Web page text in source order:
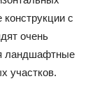
с
очень
ландшафтные
участков.